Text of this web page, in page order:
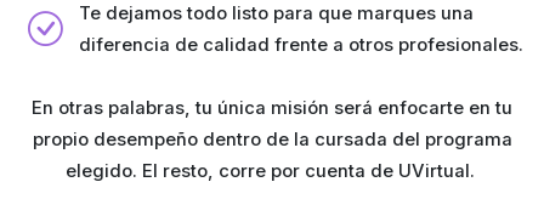
Te dejamos todo listo para que marques una
diferencia de calidad frente a otros profesionales.
En otras palabras, tu única misión será enfocarte en tu
propio desempeño dentro de la cursada del programa
elegido. El resto, corre por cuenta de UVirtual.